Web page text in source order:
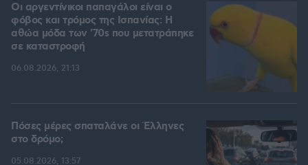
Οι αργεντίνικοι παπαγάλοι είναι ο
φόβος και τρόμος της Ισπανίας: Η
αθώα μόδα των '70s που μετατράπηκε
σε καταστροφή
06.08.2026, 21:13
Πόσες μέρες σπαταλάνε οι Έλληνες
στο δρόμο;
05.08.2026, 13:57